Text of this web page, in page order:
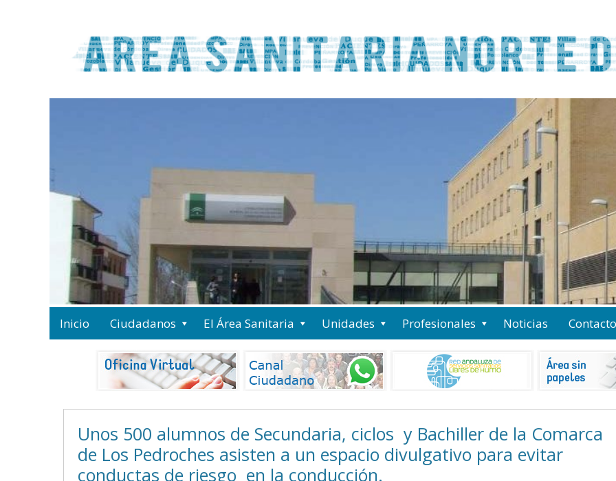
Inicio Ciudadanos El Área Sanitaria Unidades Profesionales Noticias Contacto
Unos 500 alumnos de Secundaria, ciclos y Bachiller de la Comarca
de Los Pedroches asisten a un espacio divulgativo para evitar
conductas de riesgo en la conducción.